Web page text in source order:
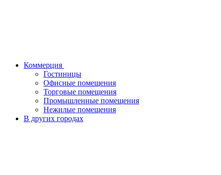
Коммерция
Гостиницы
Офисные помещения
Торговые помещения
Промышленные помещения
Нежилые помещения
В других городах